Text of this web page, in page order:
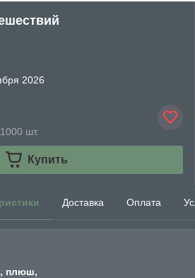
2026
шт.
Купить
Доставка Оплата
плюш,